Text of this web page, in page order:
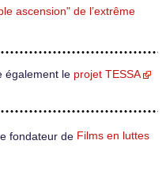
ascension" de l’extrême
également le projet TESSA
fondateur de Films en luttes